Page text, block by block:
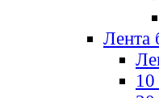
Лента